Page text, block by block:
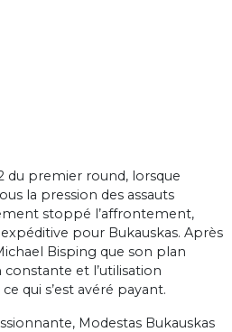
du premier round, lorsque
la pression des assauts
stoppé l’affrontement,
pour Bukauskas. Après
Bisping que son plan
et l’utilisation
qui s’est avéré payant.
Modestas Bukauskas